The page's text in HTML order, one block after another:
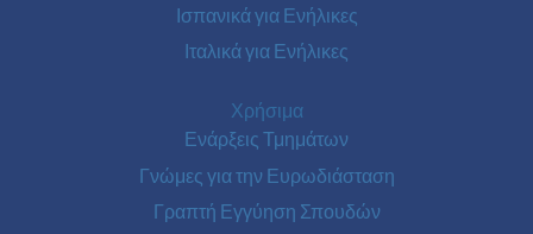
Ισπανικά για Ενήλικες
Ιταλικά για Ενήλικες
Χρήσιμα
Ενάρξεις Τμημάτων
Γνώμες για την Ευρωδιάσταση
Γραπτή Εγγύηση Σπουδών